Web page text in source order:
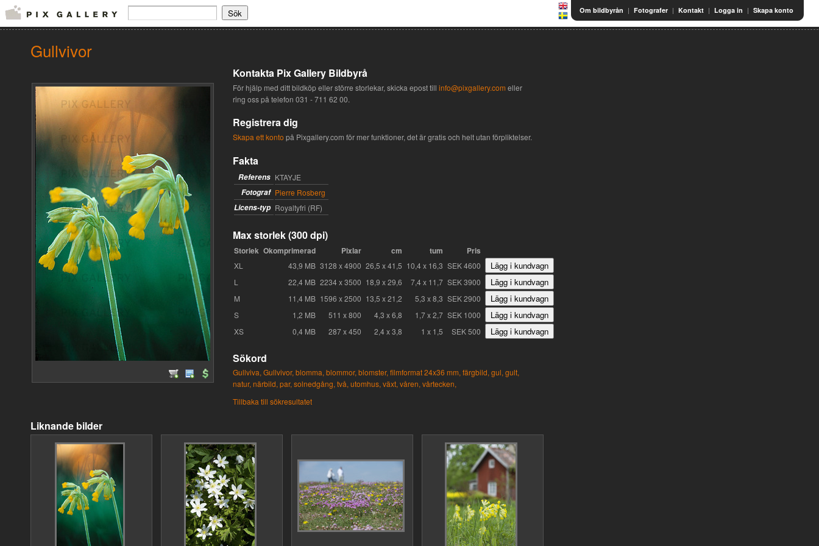
Om bildbyrån | Fotografer | Kontakt | Logga in | Skapa konto
Gullvivor
Kontakta Pix Gallery Bildbyrå
För hjälp med ditt bildköp eller större storlekar, skicka epost till info@pixgallery.com eller
ring oss på telefon 031 - 711 62 00.
Registrera dig
Skapa ett konto på Pixgallery.com för mer funktioner, det är gratis och helt utan förpliktelser.
Fakta
Referens KTAYJE
Fotograf Pierre Rosberg
Licens-typ Royaltyfri (RF)
Max storlek (300 dpi)
Storlek Okomprimerad Pixlar cm tum Pris
XL 43,9 MB 3128 x 4900 26,5 x 41,5 10,4 x 16,3 SEK 4600
L
22,4 MB 2234 x 3500 18,9 x 29,6 7,4 x 11,7 SEK 3900
M
11,4 MB 1596 x 2500 13,5 x 21,2 5,3 x 8,3 SEK 2900
S
1,2 MB 511 x 800 4,3 x 6,8 1,7 x 2,7 SEK 1000
XS
0,4 MB 287 x 450 2,4 x 3,8 1 x 1,5 SEK 500
Sökord
Gullviva, Gullvivor, blomma, blommor, blomster, filmformat 24x36 mm, färgbild, gul, gult,
natur, närbild, par, solnedgång, två, utomhus, växt, våren, vårtecken,
Tillbaka till sökresultatet
Liknande bilder